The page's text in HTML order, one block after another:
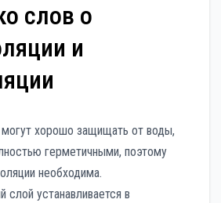
слов о
и
хорошо защищать от воды,
герметичными, поэтому
необходима.
слой устанавливается в